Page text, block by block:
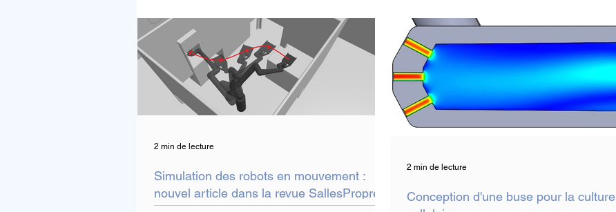
Simulation des robots en mouvement :
nouvel article dans la revue SallesPropres
2 min de lecture
Conception d'une buse pour la culture
2 min de lecture